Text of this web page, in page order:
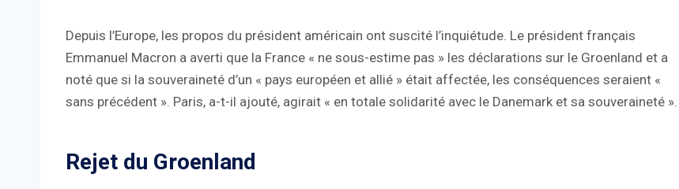
Depuis l’Europe, les propos du président américain ont suscité l’inquiétude. Le président français
Emmanuel Macron a averti que la France « ne sous-estime pas » les déclarations sur le Groenland et a
noté que si la souveraineté d’un « pays européen et allié » était affectée, les conséquences seraient «
sans précédent ». Paris, a-t-il ajouté, agirait « en totale solidarité avec le Danemark et sa souveraineté ».
Rejet du Groenland